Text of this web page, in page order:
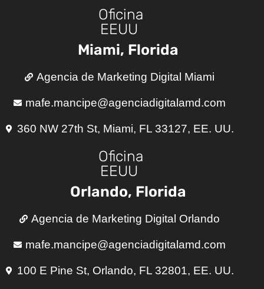
Oficina
EEUU
Miami, Florida
Agencia de Marketing Digital Miami
mafe.mancipe@agenciadigitalamd.com
360 NW 27th St, Miami, FL 33127, EE. UU.
Oficina
EEUU
Orlando, Florida
Agencia de Marketing Digital Orlando
mafe.mancipe@agenciadigitalamd.com
100 E Pine St, Orlando, FL 32801, EE. UU.